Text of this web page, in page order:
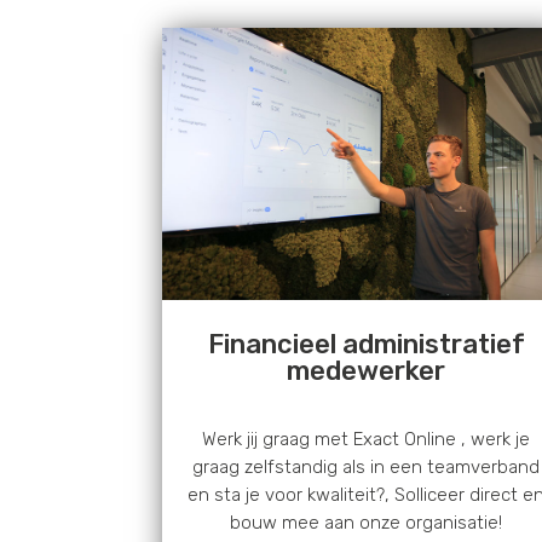
Financieel administratief
medewerker
Werk jij graag met Exact Online , werk je
graag zelfstandig als in een teamverband
en sta je voor kwaliteit?, Solliceer direct
bouw mee aan onze organisatie!